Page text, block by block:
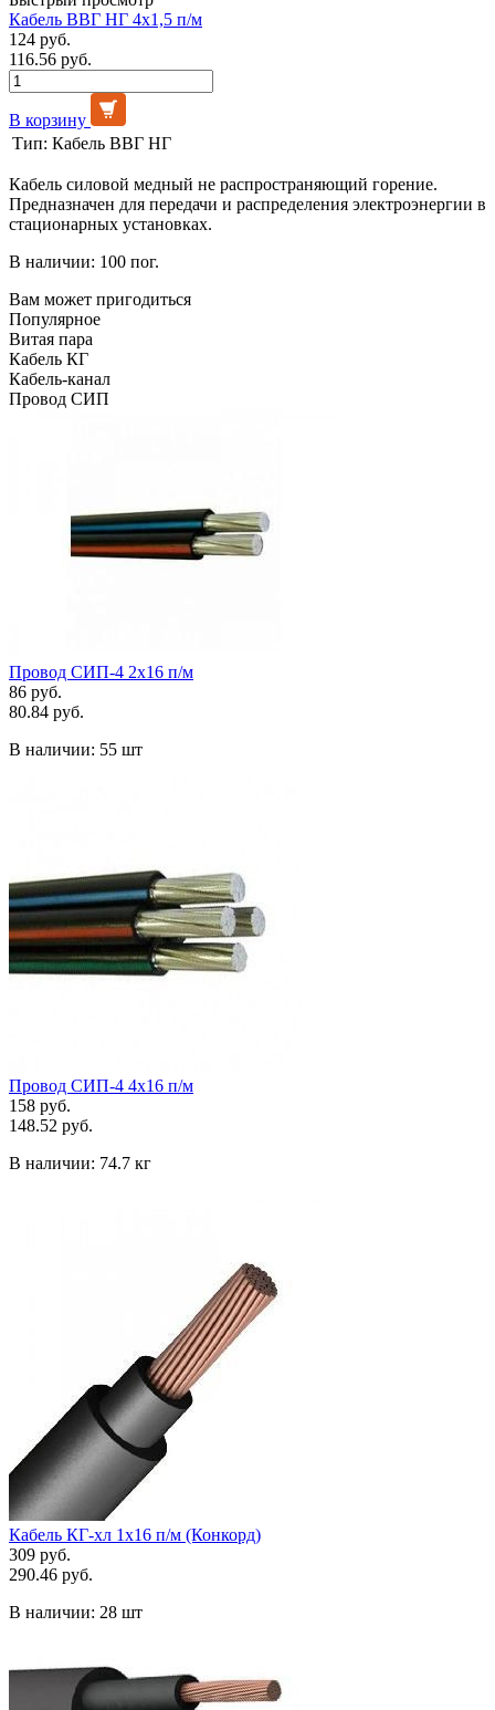
Кабель ВВГ НГ 4х1,5 п/м
124 руб.
116.56 руб.
В корзину
Тип: Кабель ВВГ НГ
Кабель силовой медный не распространяющий горение.
Предназначен для передачи и распределения электроэнергии в
стационарных установках.
В наличии: 100 пог.
Вам может пригодиться
Популярное
Витая пара
Кабель КГ
Кабель-канал
Провод СИП
Провод СИП-4 2х16 п/м
86 руб.
80.84 руб.
В наличии: 55 шт
Провод СИП-4 4х16 п/м
158 руб.
148.52 руб.
В наличии: 74.7 кг
Кабель КГ-хл 1х16 п/м (Конкорд)
309 руб.
290.46 руб.
В наличии: 28 шт